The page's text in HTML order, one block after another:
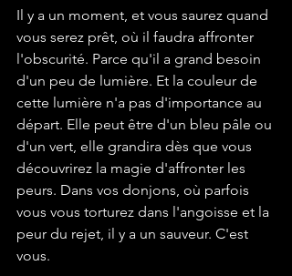
Il y a un moment, et vous saurez quand
vous serez prêt, où il faudra affronter
l'obscurité. Parce qu'il a grand besoin
d'un peu de lumière. Et la couleur de
cette lumière n'a pas d'importance au
départ. Elle peut être d'un bleu pâle ou
d'un vert, elle grandira dès que vous
découvrirez la magie d'affronter les
peurs. Dans vos donjons, où parfois
vous vous torturez dans l'angoisse et la
peur du rejet, il y a un sauveur. C'est
vous.